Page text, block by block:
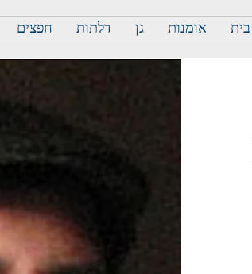
חפצים דלתות גן אומנות בית